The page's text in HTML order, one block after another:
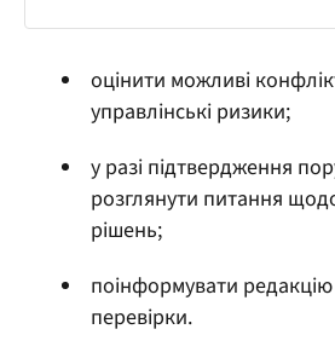
оцінити можливі
управлінські ризики;
у разі підтвердження
розглянути питання
рішень;
поінформувати
перевірки.